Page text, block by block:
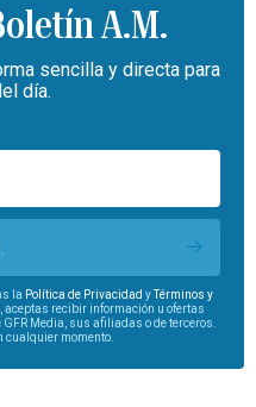
A.M.
sencilla y directa para
día.
la Política de Privacidad yTérminos y
aceptas recibir información u ofertas
Media, sus afiliadas o de terceros.
cualquier momento.